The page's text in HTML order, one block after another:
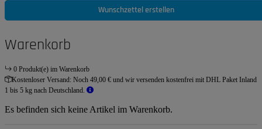
Wunschzettel erstellen
Warenkorb
0 Produkt(e) im Warenkorb
Kostenloser Versand: Noch 49,00 € und wir versenden kostenfrei mit DHL Paket Inland
1 bis 5 kg nach Deutschland.
Es befinden sich keine Artikel im Warenkorb.